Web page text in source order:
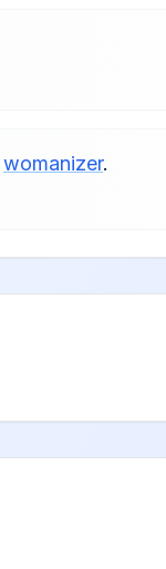
womanizer.